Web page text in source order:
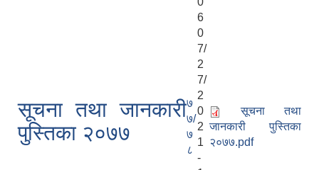
6
सूचना तथा जानकारी
पुस्तिका २०७७
७
७/
७
८
0
7/
2
7/
2
0
2
1
-
सूचना तथा
जानकारी पुस्तिका
२०७७.pdf